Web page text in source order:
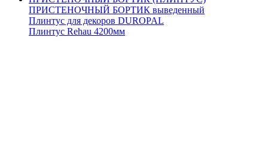
ПРИСТЕНОЧНЫЙ БОРТИК выведенный
Плинтус для декоров DUROPAL
Плинтус Rehau 4200мм